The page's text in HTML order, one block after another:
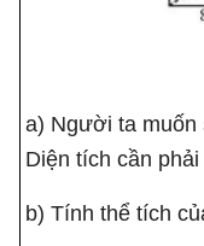
a) Người ta muốn
Diện tích cần
b) Tính thể tích